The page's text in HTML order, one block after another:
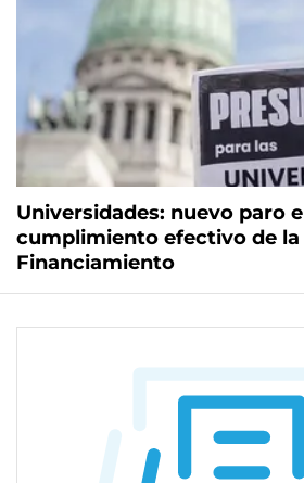
Universidades: nuevo paro
cumplimiento efectivo de la
Financiamiento